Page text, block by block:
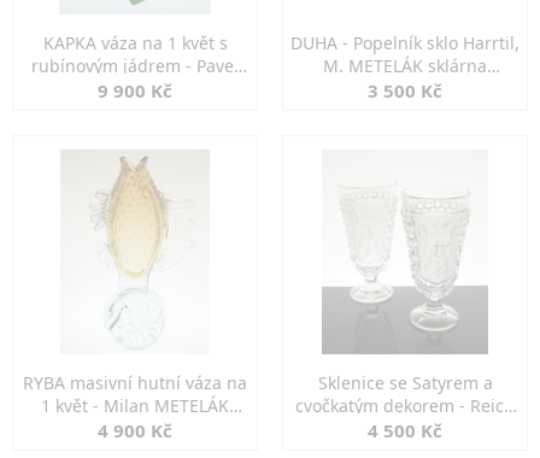
KAPKA váza na 1 květ s
rubínovým jádrem - Pavel
HLAVA Exbor
9 900 Kč
DUHA - Popelník sklo Harrtil,
M. METELÁK sklárna
Harrachov
3 500 Kč
RYBA masivní hutní váza na
1 květ - Milan METELÁK
Harrachov
4 900 Kč
Sklenice se Satyrem a
cvočkatým dekorem - Reich
& Co Krásno
4 500 Kč